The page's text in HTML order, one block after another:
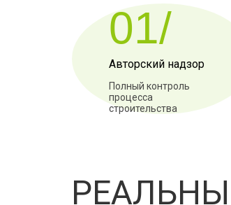
01/
Авторский надзор
Полный контроль
процесса
строительства